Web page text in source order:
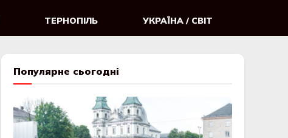
ТЕРНОПІЛЬ УКРАЇНА / СВІТ
Популярне сьогодні